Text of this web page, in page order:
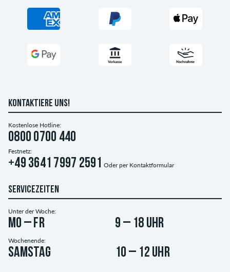
KONTAKTIERE UNS!
Kostenlose Hotline:
0800 0700 440
Festnetz:
+49 3641 7997 2591 Oder per Kontaktformular
SERVICEZEITEN
Unter der Woche:
Mo – Fr 9 – 18 Uhr
Wochenende:
Samstag 10 – 12 Uhr